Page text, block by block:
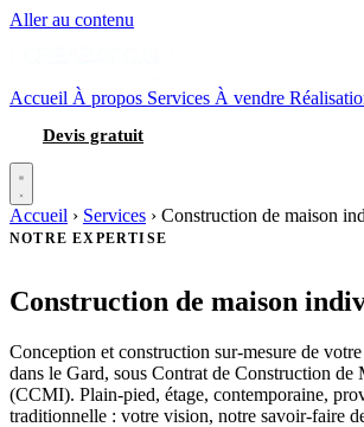
Aller au contenu
Accueil À propos Services À vendre
Devis gratuit
Accueil › Services › Construction de maison
NOTRE EXPERTISE
Construction de maison
Conception et construction sur-mesure de
dans le Gard, sous Contrat de Construction
(CCMI). Plain-pied, étage, contemporaine,
traditionnelle : votre vision, notre savoir-faire